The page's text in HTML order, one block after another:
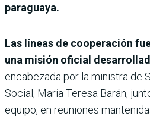
paraguaya.
Las líneas de cooperación
una misión oficial
encabezada por la ministra de
Social, María Teresa Barán,
equipo, en reuniones